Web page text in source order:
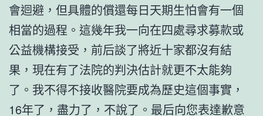
會迴避，但具體的償還每日天期生怕會有一個
相當的過程。這幾年我一向在四處尋求募款或
公益機構接受，前后談了將近十家都沒有結
果，現在有了法院的判決估計就更不太能夠
了。我不得不接收醫院要成為歷史這個事實，
16年了，盡力了，不說了。最后向您表達歉意